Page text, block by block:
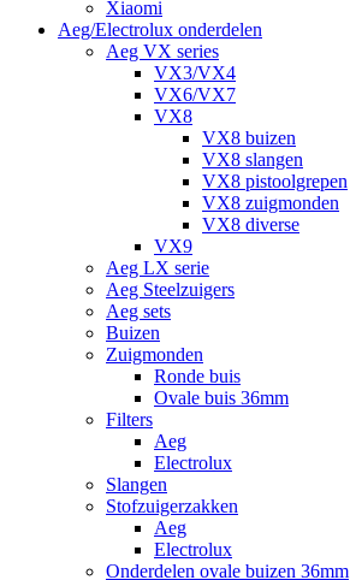
Xiaomi
Aeg/Electrolux onderdelen
Aeg VX series
VX3/VX4
VX6/VX7
VX8
VX8 buizen
VX8 slangen
VX8 pistoolgrepen
VX8 zuigmonden
VX8 diverse
VX9
Aeg LX serie
Aeg Steelzuigers
Aeg sets
Buizen
Zuigmonden
Ronde buis
Ovale buis 36mm
Filters
Aeg
Electrolux
Slangen
Stofzuigerzakken
Aeg
Electrolux
Onderdelen ovale buizen 36mm